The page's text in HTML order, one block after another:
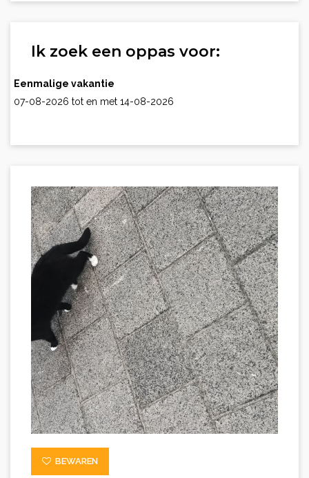
Ik zoek een oppas voor:
Eenmalige vakantie
07-08-2026 tot en met 14-08-2026
BEWAREN